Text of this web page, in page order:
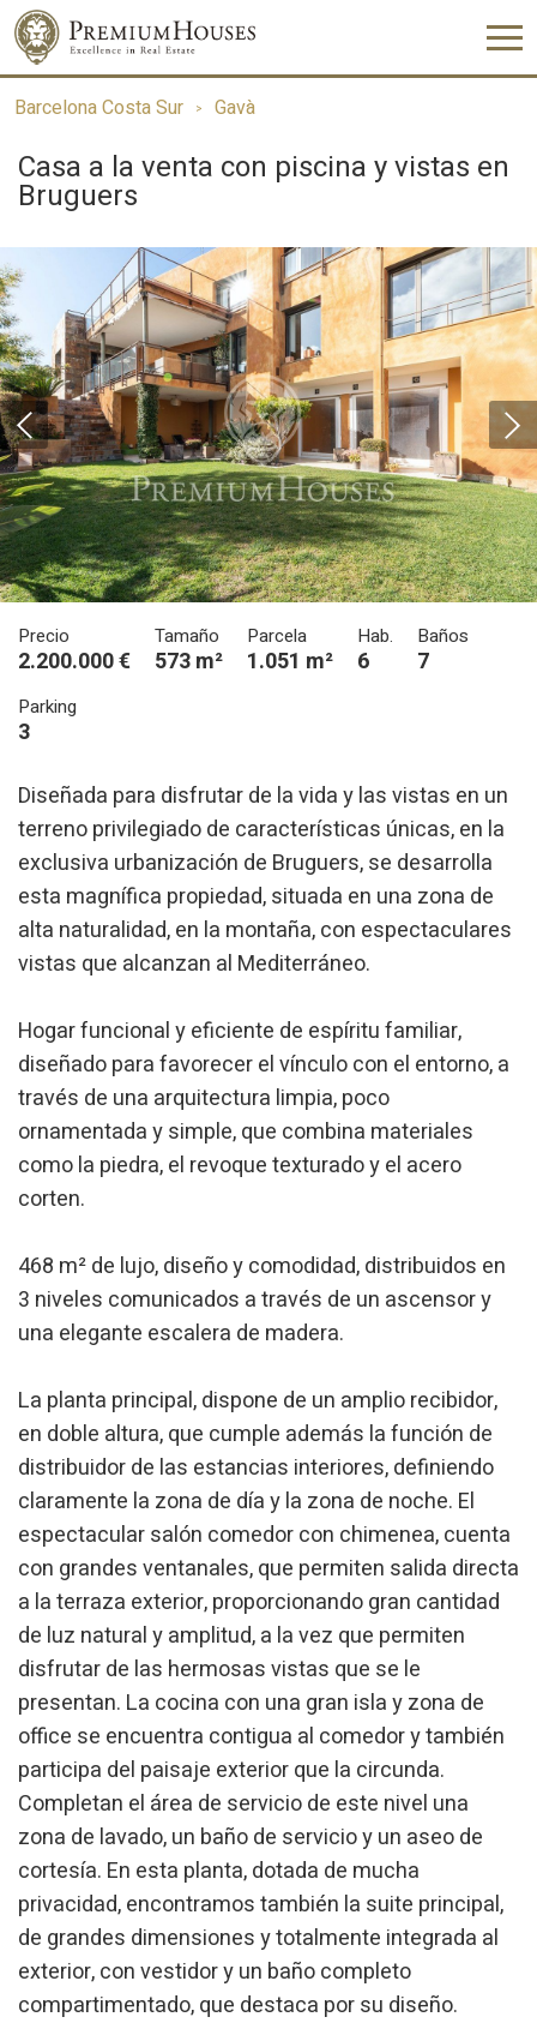
Barcelona Costa Sur Gavà
Casa a la venta con piscina y vistas en
Bruguers
Precio
2.200.000 €
Tamaño
573 m²
Parcela
1.051 m²
Hab.
6
Baños
7
Parking
3
Diseñada para disfrutar de la vida y las vistas en un
terreno privilegiado de características únicas, en la
exclusiva urbanización de Bruguers, se desarrolla
esta magnífica propiedad, situada en una zona de
alta naturalidad, en la montaña, con espectaculares
vistas que alcanzan al Mediterráneo.
Hogar funcional y eficiente de espíritu familiar,
diseñado para favorecer el vínculo con el entorno, a
través de una arquitectura limpia, poco
ornamentada y simple, que combina materiales
como la piedra, el revoque texturado y el acero
corten.
468 m² de lujo, diseño y comodidad, distribuidos en
3 niveles comunicados a través de un ascensor y
una elegante escalera de madera.
La planta principal, dispone de un amplio recibidor,
en doble altura, que cumple además la función de
distribuidor de las estancias interiores, definiendo
claramente la zona de día y la zona de noche. El
espectacular salón comedor con chimenea, cuenta
con grandes ventanales, que permiten salida directa
a la terraza exterior, proporcionando gran cantidad
de luz natural y amplitud, a la vez que permiten
disfrutar de las hermosas vistas que se le
presentan. La cocina con una gran isla y zona de
office se encuentra contigua al comedor y también
participa del paisaje exterior que la circunda.
Completan el área de servicio de este nivel una
zona de lavado, un baño de servicio y un aseo de
cortesía. En esta planta, dotada de mucha
privacidad, encontramos también la suite principal,
de grandes dimensiones y totalmente integrada al
exterior, con vestidor y un baño completo
compartimentado, que destaca por su diseño.
Modificar cookies
Técnicas y funcionales
Siempre activas
Este sitio web utiliza Cookies propias para recopilar
información con la finalidad de mejorar nuestros servicios.
Si continua navegando, supone la aceptación de la
de configurar su navegador pudiendo, si así lo desea,
impedir que sean instaladas en su disco duro, aunque
deberá tener en cuenta que dicha acción podrá ocasionar
dificultades de navegación de la página web.
Analíticas y personalización
Permiten realizar el seguimiento y análisis del
comportamiento de los usuarios de este sitio web. La
información recogida mediante este tipo de cookies se
utiliza en la medición de la actividad de la web para la
elaboración de perfiles de navegación de los usuarios con